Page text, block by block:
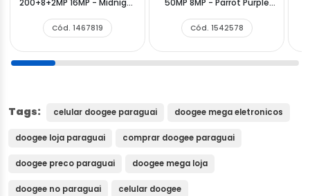
200+8+2MP 16MP - Midnight
Cód. 1467819
50MP 8MP - Parrot Purple
Cód. 1542578
Tags: celular doogee paraguai doogee mega eletronicos
doogee loja paraguai comprar doogee paraguai
doogee preco paraguai doogee mega loja
doogee no paraguai celular doogee